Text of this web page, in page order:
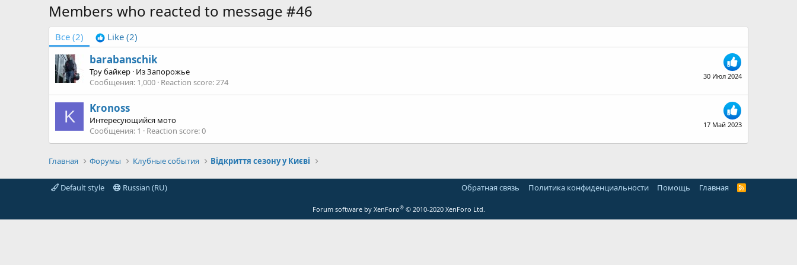
Members who reacted to message #46
Все (2) Like (2)
30 Июл 2024
barabanschik
Тру байкер · ИзЗапорожье
Сообщения 1,000 Reaction score 274
K 17 Май 2023
Kronoss
Интересующийся мото
Сообщения 1 Reaction score 0
Главная Форумы Клубные события Відкриття сезону у Києві
Default style Russian (RU) Обратная связь Политика конфиденциальности Помощь Главная
R
Forum software by XenForo® © 2010-2020 XenForo Ltd.